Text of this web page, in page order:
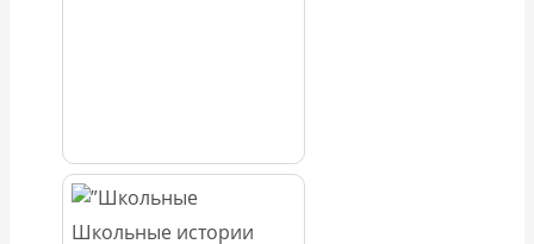
Школьные истории